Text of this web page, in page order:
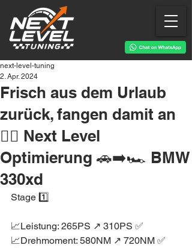
Frisch aus dem Urlaub
zurück, fangen damit an
👉🏻 Next Level
Optimierung 🚗➡️🏎 BMW
330xd
next-level-tuning
2. Apr. 2024
Stage 1️⃣
📈Leistung: 265PS ↗️ 310PS ✅
📈Drehmoment: 580NM ↗️ 720NM ✅